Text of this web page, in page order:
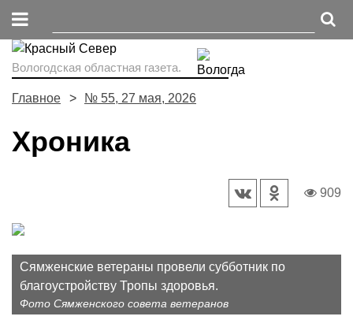
Вологодская областная газета.
Главное № 55, 27 мая, 2026
Хроника
909
Сямженские ветераны провели субботник по
благоустройству Тропы здоровья.
Фото Сямженского совета ветеранов